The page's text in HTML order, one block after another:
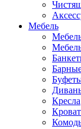
Мебель
Кресла